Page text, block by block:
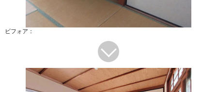
ビフォア：